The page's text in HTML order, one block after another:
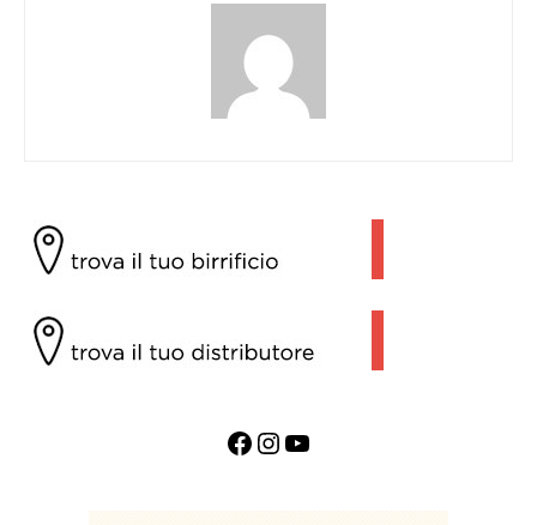
Facebook InstagramYouTube